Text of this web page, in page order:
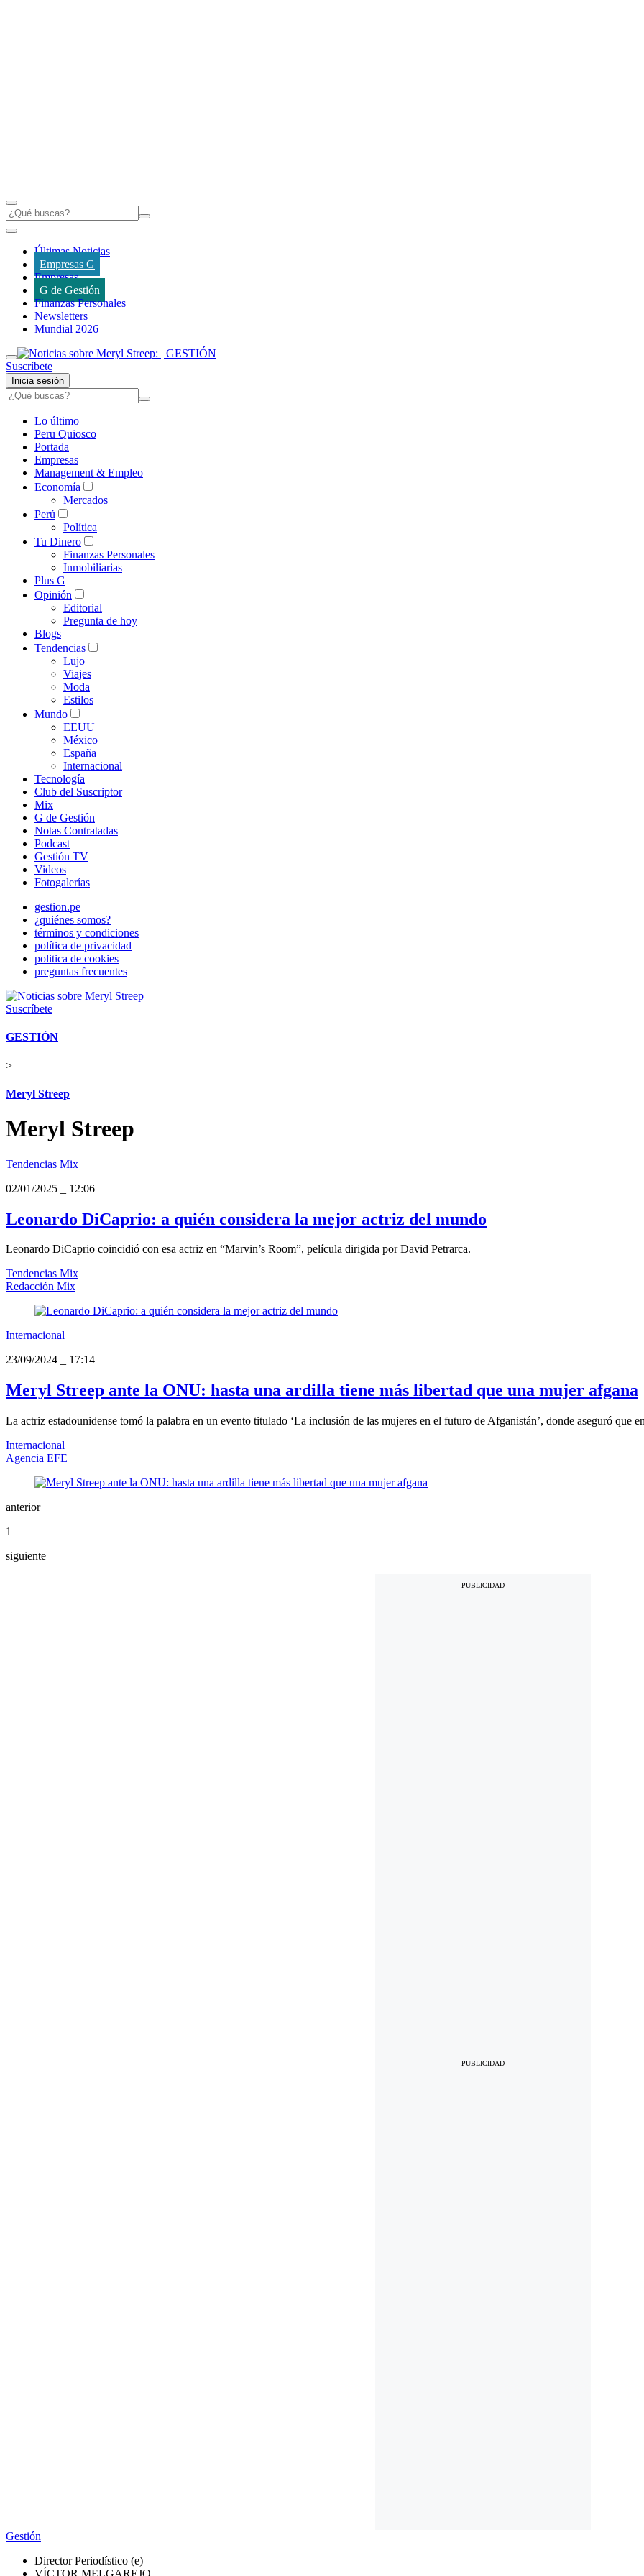
Últimas Noticias
Empresas G
Empresas
G de Gestión
Finanzas Personales
Newsletters
Mundial 2026
Suscríbete
Inicia sesión
Lo último
Peru Quiosco
Portada
Empresas
Management & Empleo
Economía
Mercados
Perú
Política
Tu Dinero
Finanzas Personales
Inmobiliarias
Plus G
Opinión
Editorial
Pregunta de hoy
Blogs
Tendencias
Lujo
Viajes
Moda
Estilos
Mundo
EEUU
México
España
Internacional
Tecnología
Club del Suscriptor
Mix
G de Gestión
Notas Contratadas
Podcast
Gestión TV
Videos
Fotogalerías
gestion.pe
¿quiénes somos?
términos y condiciones
política de privacidad
politica de cookies
preguntas frecuentes
Suscríbete
GESTIÓN
>
Meryl Streep
Meryl Streep
Tendencias Mix
02/01/2025
12:06
Leonardo DiCaprio: a quién considera la mejor actriz del mundo
Leonardo DiCaprio coincidió con esa actriz en “Marvin’s Room”, película dirigida por David Petrarca.
Tendencias Mix
Redacción Mix
Internacional
23/09/2024
17:14
Meryl Streep ante la ONU: hasta una ardilla tiene más libertad que una mujer afgana
La actriz estadounidense tomó la palabra en un evento titulado ‘La inclusión de las mujeres en el futuro de Afganistán’, donde aseguró que
Internacional
Agencia EFE
anterior
1
siguiente
Gestión
Director Periodístico (e)